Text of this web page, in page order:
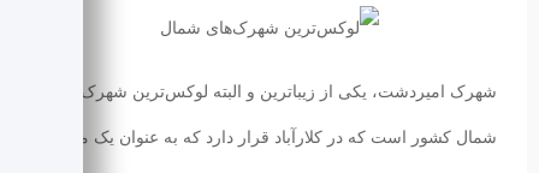
شهرک امیردشت، یکی از زیباترین و البته لوکس‌ترین شهرک‌های
شمال کشور است که در کلارآباد قرار دارد که به عنوان یک منطقه